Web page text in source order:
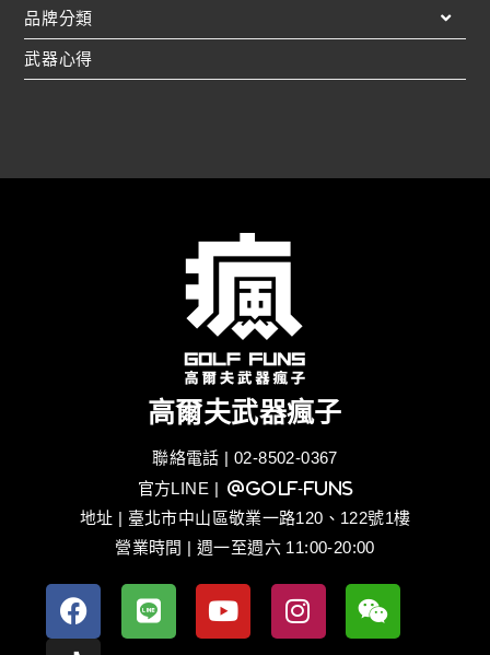
品牌分類
武器心得
高爾夫武器瘋子
聯絡電話 | 02-8502-0367
官方LINE | @golf-funs
地址 | 臺北市中山區敬業一路120、122號1樓
營業時間 | 週一至週六 11:00-20:00